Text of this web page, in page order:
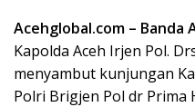
Acehglobal.com – Banda
Kapolda Aceh Irjen Pol.
menyambut kunjungan
Polri Brigjen Pol dr Prima